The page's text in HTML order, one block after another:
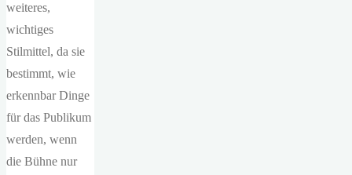
weiteres,
wichtiges
Stilmittel, da sie
bestimmt, wie
erkennbar Dinge
für das Publikum
werden, wenn
die Bühne nur